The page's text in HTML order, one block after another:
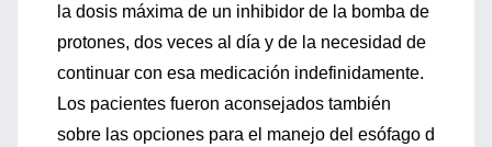
la dosis máxima de un inhibidor de la bomba de
protones, dos veces al día y de la necesidad de
continuar con esa medicación indefinidamente.
Los pacientes fueron aconsejados también
sobre las opciones para el manejo del esófago d